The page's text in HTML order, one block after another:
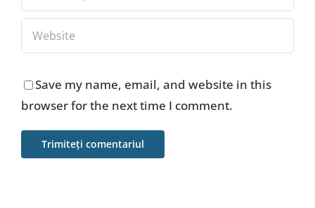
Save my name, email, and website in this
browser for the next time I comment.